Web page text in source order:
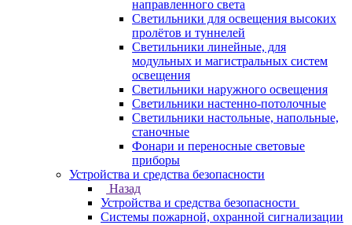
направленного света
Светильники для освещения высоких
пролётов и туннелей
Светильники линейные, для
модульных и магистральных систем
освещения
Светильники наружного освещения
Светильники настенно-потолочные
Светильники настольные, напольные,
станочные
Фонари и переносные световые
приборы
Устройства и средства безопасности
Назад
Устройства и средства безопасности
Системы пожарной, охранной сигнализации